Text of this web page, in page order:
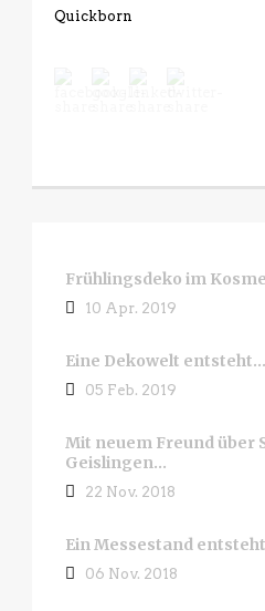
Quickborn
Frühlingsdeko im
10 Apr. 2019
Eine Dekowelt entsteht…
05 Feb. 2019
Mit neuem Freund über
Geislingen…
22 Nov. 2018
Ein Messestand
06 Nov. 2018